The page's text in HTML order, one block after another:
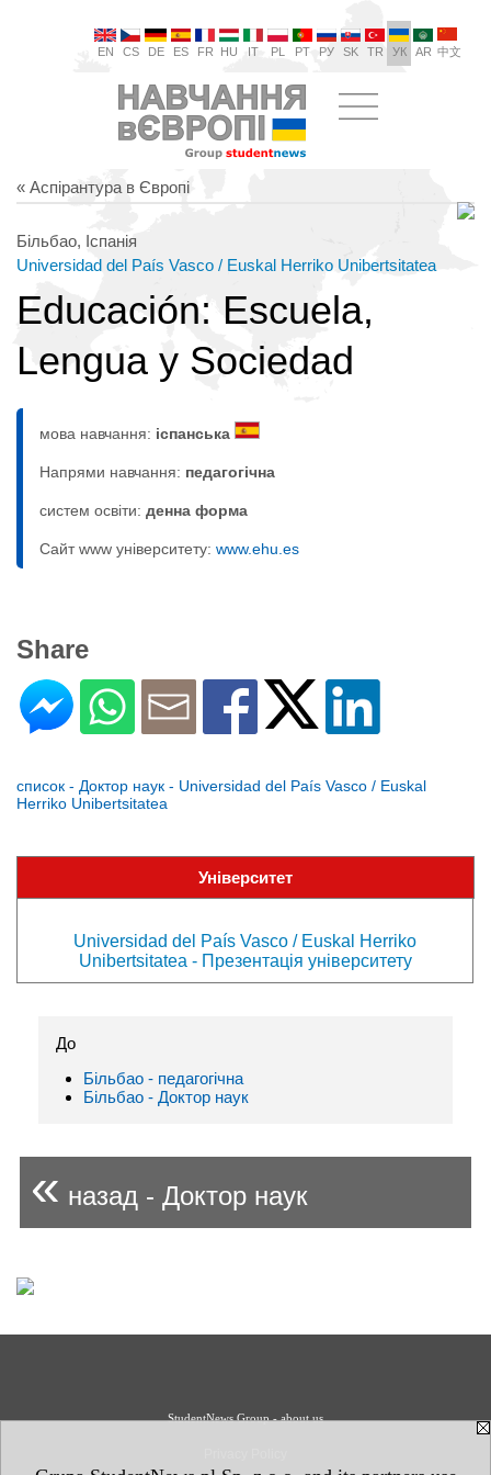
EN CS DE ES FR HU IT PL PT РУ SK TR УК AR 中文
« Аспірантура в Європі
Більбао, Іспанія
Universidad del País Vasco / Euskal Herriko Unibertsitatea
Educación: Escuela,
Lengua y Sociedad
мова навчання: іспанська
Напрями навчання: педагогічна
систем освіти: денна форма
Сайт www університету: www.ehu.es
Share
список - Доктор наук - Universidad del País Vasco / Euskal
Herriko Unibertsitatea
Університет
Universidad del País Vasco / Euskal Herriko
Unibertsitatea - Презентація університету
До
Більбао - педагогічна
Більбао - Доктор наук
« назад - Доктор наук
StudentNews Group - about us